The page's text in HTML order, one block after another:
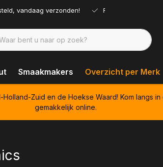
vandaag verzonden! Ruim assortiment!
Smaakmakers Overzicht per Merk
Zuid en de Hoekse Waard! Kom langs
gemakkelijk online.